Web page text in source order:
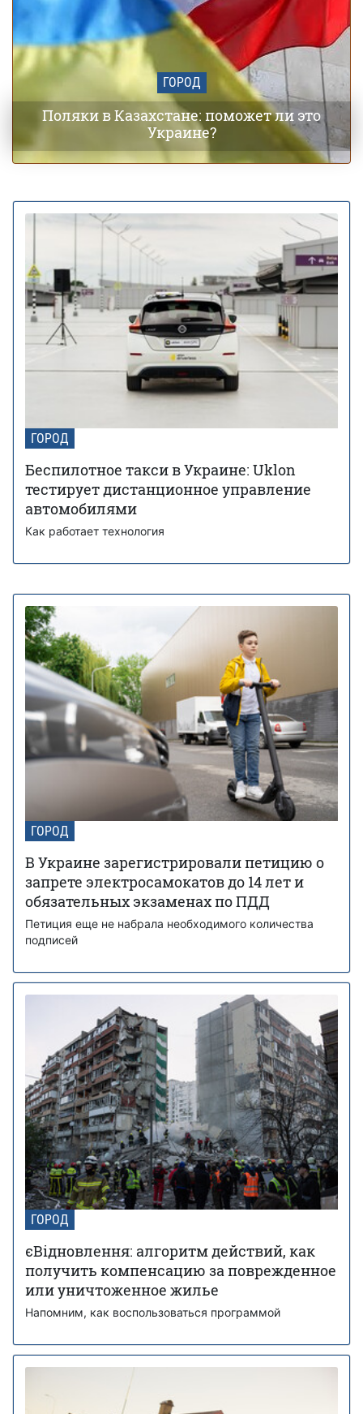
ГОРОД
Поляки в Казахстане: поможет ли это
Украине?
ГОРОД
Беспилотное такси в Украине: Uklon
тестирует дистанционное управление
автомобилями
Как работает технология
ГОРОД
В Украине зарегистрировали петицию о
запрете электросамокатов до 14 лет и
обязательных экзаменах по ПДД
Петиция еще не набрала необходимого количества
подписей
ГОРОД
єВідновлення: алгоритм действий, как
получить компенсацию за поврежденное
или уничтоженное жилье
Напомним, как воспользоваться программой